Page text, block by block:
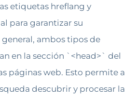
etiquetas hreflang y
para garantizar su
ambos tipos de
en la sección `<head>` del
páginas web. Esto permite a
descubrir y procesar la